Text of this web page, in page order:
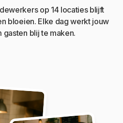
op 14 locaties blijft
bloeien. Elke dag werkt jouw
gasten blij te maken.